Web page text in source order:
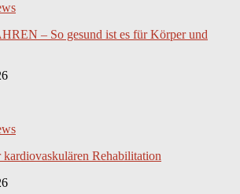
– So gesund ist es für Körper und
Rehabilitation